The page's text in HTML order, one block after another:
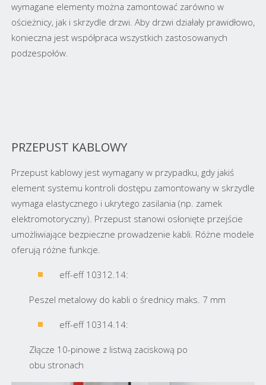
wymagane elementy można zamontować zarówno w
ościeżnicy, jak i skrzydle drzwi. Aby drzwi działały prawidłowo,
konieczna jest współpraca wszystkich zastosowanych
podzespołów.
PRZEPUST KABLOWY
Przepust kablowy jest wymagany w przypadku, gdy jakiś
element systemu kontroli dostępu zamontowany w skrzydle
wymaga elastycznego i ukrytego zasilania (np. zamek
elektromotoryczny). Przepust stanowi osłonięte przejście
umożliwiające bezpieczne prowadzenie kabli. Różne modele
oferują różne funkcje.
eff-eff 10312.14:
Peszel metalowy do kabli o średnicy maks. 7 mm
eff-eff 10314.14:
Złącze 10-pinowe z listwą zaciskową po
obu stronach